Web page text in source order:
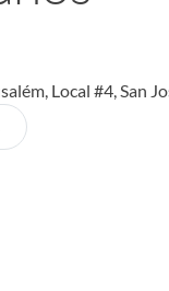
Local #4, San